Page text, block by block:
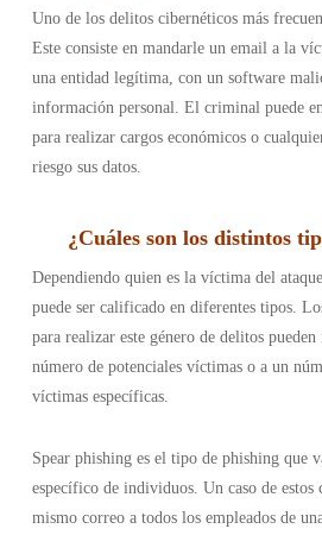
Uno de los delitos cibernéticos más
Este consiste en mandarle un email a la
una entidad legítima, con un software
información personal. El criminal puede
para realizar cargos económicos o
riesgo sus datos.
¿Cuáles son los distintos
Dependiendo quien es la víctima del
puede ser calificado en diferentes tipos.
para realizar este género de delitos
número de potenciales víctimas o a un
víctimas específicas.
Spear phishing es el tipo de phishing que
específico de individuos. Un caso de estos
mismo correo a todos los empleados de